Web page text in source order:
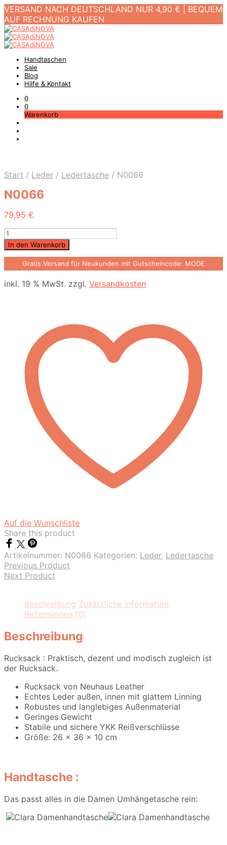
VERSAND NACH DEUTSCHLAND NUR 4,90 € | BEQUEM
AUF RECHNUNG KAUFEN
Handtaschen
Sale
Blog
Hilfe & Kontakt
0
0
Warenkorb
Start / Leder / Ledertasche / N0066
N0066
79,95 €
N0066
Menge
In den Warenkorb
Gratis Versand für Neukunden mit Gutscheincode: MODE
inkl. 19 % MwSt. zzgl. Versandkosten
Auf die Wunschliste
Share this product
Artikelnummer: N0066 Kategorien: Leder, Ledertasche
Previous Product
Next Product
Beschreibung Zusätzliche Information
Rezensionen (0)
Beschreibung
Rucksack : Praktisch, dezent und modisch zugleich ist
der Rucksack.
Rucksack von Neuhaus Leather
Echtes Leder außen, innen mit glattem Linning
Robustes und langlebiges Außenmaterial
Geringes Gewicht
Stabile und sichere YKK Reißverschlüsse
Größe: 26 x 36 x 10 cm
Handtasche :
Das passt alles in die Damen Umhängetasche rein: